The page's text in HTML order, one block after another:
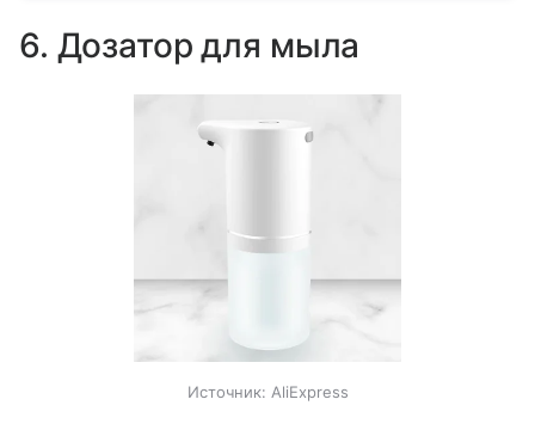
6. Дозатор для мыла
Источник: AliExpress